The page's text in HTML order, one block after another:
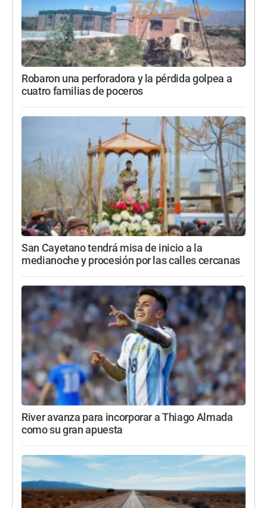
Robaron una perforadora y la pérdida golpea a
cuatro familias de poceros
San Cayetano tendrá misa de inicio a la
medianoche y procesión por las calles cercanas
River avanza para incorporar a Thiago Almada
como su gran apuesta